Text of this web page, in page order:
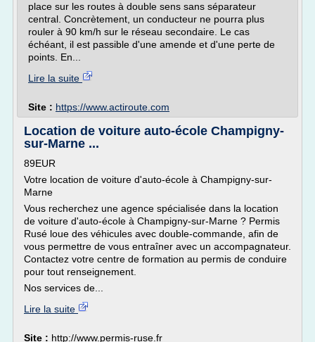
place sur les routes à double sens sans séparateur
central. Concrètement, un conducteur ne pourra plus
rouler à 90 km/h sur le réseau secondaire. Le cas
échéant, il est passible d'une amende et d'une perte de
points. En...
Lire la suite
Site : https://www.actiroute.com
Location de voiture auto-école Champigny-
sur-Marne ...
89EUR
Votre location de voiture d'auto-école à Champigny-sur-
Marne
Vous recherchez une agence spécialisée dans la location
de voiture d'auto-école à Champigny-sur-Marne ? Permis
Rusé loue des véhicules avec double-commande, afin de
vous permettre de vous entraîner avec un accompagnateur.
Contactez votre centre de formation au permis de conduire
pour tout renseignement.
Nos services de...
Lire la suite
Site : http://www.permis-ruse.fr